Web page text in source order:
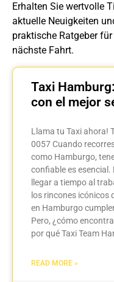
Erhalten Sie wertvolle
aktuelle Neuigkeiten
praktische Ratgeber für
nächste Fahrt.
Taxi
con el mejor
Llama tu Taxi ahora!
0057 Cuando
como Hamburgo,
confiable es esencial.
llegar a tiempo al
los rincones icónicos
en Hamburgo
Pero, ¿cómo
por qué Taxi Team
READ MORE »